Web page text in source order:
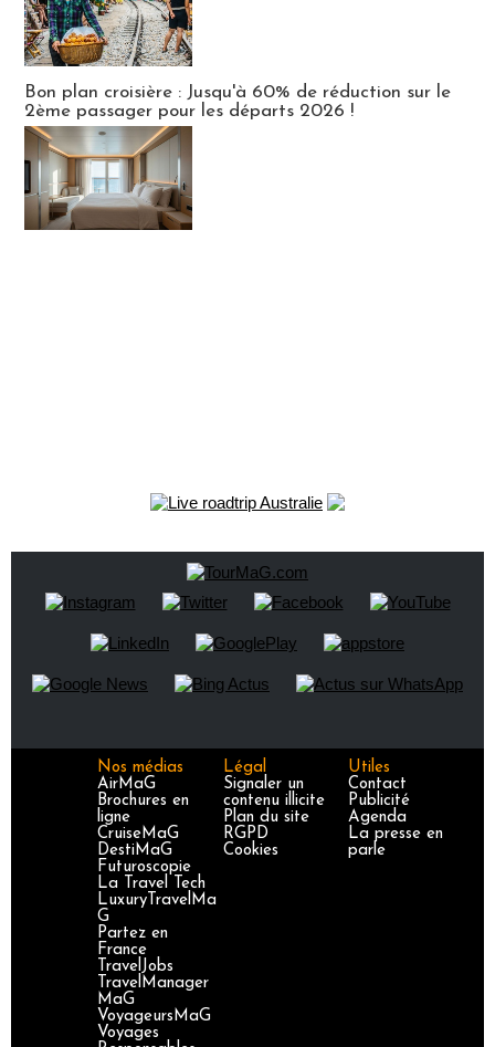
Bon plan croisière : Jusqu'à 60% de réduction sur le
2ème passager pour les départs 2026 !
Nos médias
AirMaG
Brochures en
ligne
CruiseMaG
DestiMaG
Futuroscopie
La Travel Tech
LuxuryTravelMa
G
Partez en
France
TravelJobs
TravelManager
MaG
VoyageursMaG
Voyages
Légal
Signaler un
contenu illicite
Plan du site
RGPD
Cookies
Utiles
Contact
Publicité
Agenda
La presse en
parle